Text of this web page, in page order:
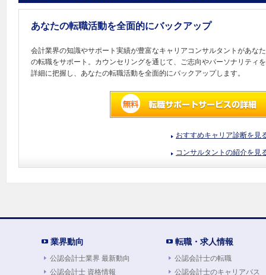
あなたの転職活動を全面的にバックアップ
会計業界の知識やサポート実績が豊富なキャリアコンサルタントがあなた
の転職をサポート。カウンセリングを通じて、ご志向やパーソナリティを
詳細に把握し、あなたの転職活動を全面的にバックアップします。
おすすめキャリア診断を見
コンサルタントの紹介を見
業界動向
公認会計士業界 最新動向
公認会計士 資格情報
転職・求人情報
公認会計士の転職
公認会計士のキャリアパス